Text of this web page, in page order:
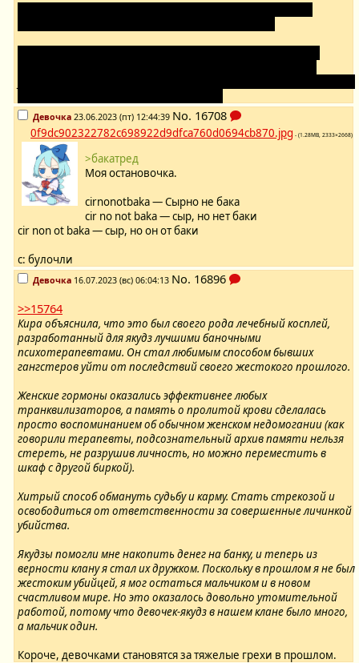
Девочка 23.06.2023 (пт) 12:44:39 No. 16708
0f9dc902322782c698922d9dfca760d0694cb870.jpg - (1.28MB, 2333×2668)
>бакатред
Моя остановочка.
cirnonotbaka — Сырно не бака
cir no not baka — сыр, но нет баки
cir non ot baka — сыр, но он от баки
с: булочли
Девочка 16.07.2023 (вс) 06:04:13 No. 16896
>>15764
Кира объяснила, что это был своего рода лечебный косплей,
разработанный для якудз лучшими баночными
психотерапевтами. Он стал любимым способом бывших
гангстеров уйти от последствий своего жестокого прошлого.
Женские гормоны оказались эффективнее любых
транквилизаторов, а память о пролитой крови сделалась
просто воспоминанием об обычном женском недомогании (как
говорили терапевты, подсознательный архив памяти нельзя
стереть, не разрушив личность, но можно переместить в
шкаф с другой биркой).
Хитрый способ обмануть судьбу и карму. Стать стрекозой и
освободиться от ответственности за совершенные личинкой
убийства.
Якудзы помогли мне накопить денег на банку, и теперь из
верности клану я стал их дружком. Поскольку в прошлом я не был
жестоким убийцей, я мог остаться мальчиком и в новом
счастливом мире. Но это оказалось довольно утомительной
работой, потому что девочек-якудз в нашем клане было много,
а мальчик один.
Короче, девочками становятся за тяжелые грехи в прошлом.